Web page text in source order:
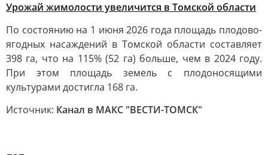
Урожай жимолости увеличится в Томской области
По состоянию на 1 июня 2026 года площадь плодово-
ягодных насаждений в Томской области составляет
398 га, что на 115% (52 га) больше, чем в 2024 году.
При этом площадь земель с плодоносящими
культурами достигла 168 га.
Источник: Канал в МАКС "ВЕСТИ-ТОМСК"